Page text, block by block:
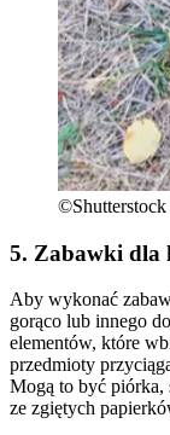
©Shutterstock
5. Zabawki dla
Aby wykonać
gorąco lub innego
elementów, które
przedmioty
Mogą to być piórka,
ze zgiętych